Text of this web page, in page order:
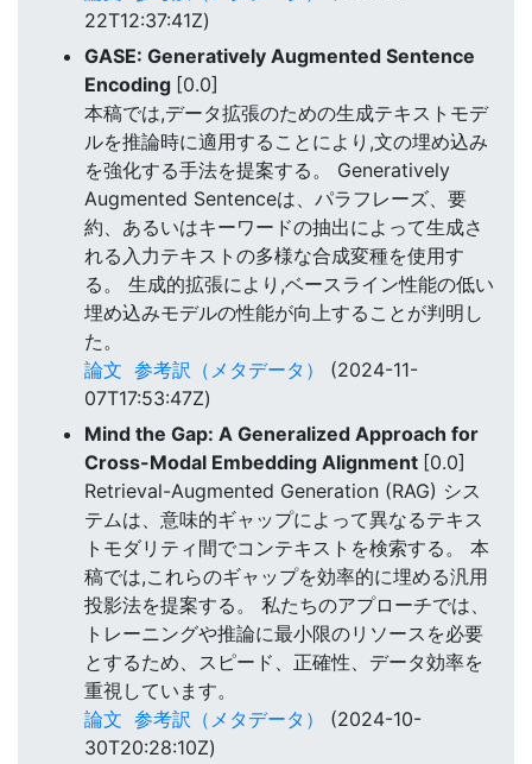
22T12:37:41Z)
GASE: Generatively Augmented Sentence
Encoding [0.0]
本稿では,データ拡張のための生成テキストモデ
ルを推論時に適用することにより,文の埋め込み
を強化する手法を提案する。 Generatively
Augmented Sentenceは、パラフレーズ、要
約、あるいはキーワードの抽出によって生成さ
れる入力テキストの多様な合成変種を使用す
る。 生成的拡張により,ベースライン性能の低い
埋め込みモデルの性能が向上することが判明し
た。
論文 参考訳（メタデータ）
(2024-11-
07T17:53:47Z)
Mind the Gap: A Generalized Approach for
Cross-Modal Embedding Alignment [0.0]
Retrieval-Augmented Generation (RAG) シス
テムは、意味的ギャップによって異なるテキス
トモダリティ間でコンテキストを検索する。 本
稿では,これらのギャップを効率的に埋める汎用
投影法を提案する。 私たちのアプローチでは、
トレーニングや推論に最小限のリソースを必要
とするため、スピード、正確性、データ効率を
重視しています。
論文 参考訳（メタデータ）
(2024-10-
30T20:28:10Z)